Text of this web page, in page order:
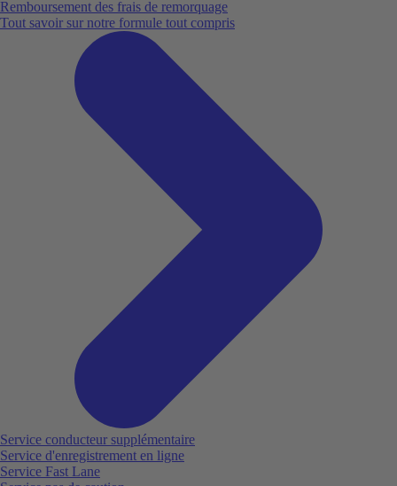
Remboursement des frais de remorquage
Tout savoir sur notre formule tout compris
Service conducteur supplémentaire
Service d'enregistrement en ligne
Service Fast Lane